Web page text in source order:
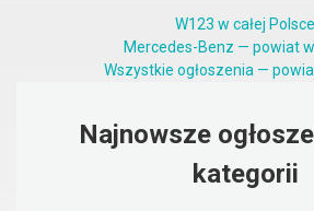
W123 w całej Polsce
Mercedes-Benz — powiat
Wszystkie ogłoszenia —
Najnowsze
kategorii